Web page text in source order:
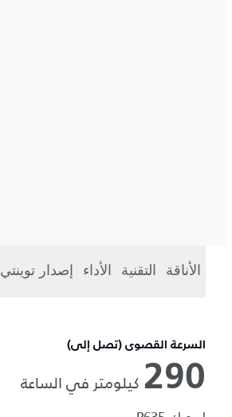
الأناقة التقنية الأداء إصدار توينتي
السرعة القصوى (تصل إلى)
290 كيلومتر في الساعة